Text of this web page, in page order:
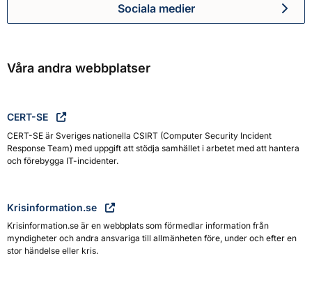
Myndigheten för civilt
Sociala medier
Våra andra webbplatser
CERT-SE
CERT-SE är Sveriges nationella CSIRT (Computer Security Incident
Response Team) med uppgift att stödja samhället i arbetet med att hantera
och förebygga IT-incidenter.
Krisinformation.se
Krisinformation.se är en webbplats som förmedlar information från
myndigheter och andra ansvariga till allmänheten före, under och efter en
stor händelse eller kris.